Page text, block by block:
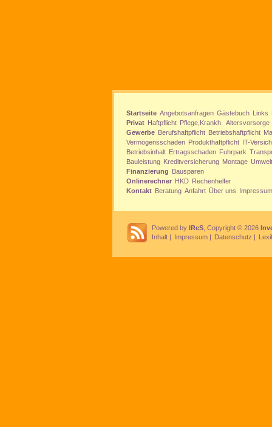
Startseite Angebotsanfragen Gästebuch Links
Privat Haftpflicht Pflege,Krankh.
Altersvorsorge
Gewerbe Berufshaftpflicht Betriebshaftpflicht
Vermögensschäden Produkthaftpflicht IT-
Betriebsinhalt Ertragsschaden Fuhrpark
Bauleistung Kreditversicherung Montage Umwelt
Finanzierung Bausparen
Onlinerechner HKD Rechenhelfer
Kontakt Beratung Anfahrt Über uns Impressum
Powered by IReS , Copyright © 2026
Inhalt | Impressum | Datenschutz |